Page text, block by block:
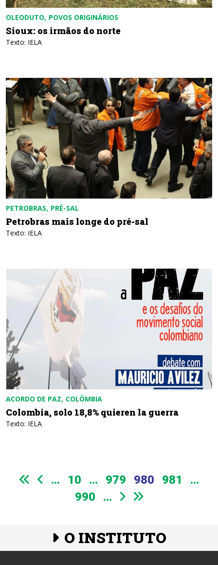
OLEODUTO POVOS ORIGINÁRIOS
Sioux: os irmãos do norte
Texto: IELA
PETROBRAS PRÉ-SAL
Petrobras mais longe do pré-sal
Texto: IELA
ACORDO DE PAZ COLÔMBIA
Colombia, solo 18,8% quieren la guerra
Texto: IELA
... 10 ... 979 980 981
...
990
...
O INSTITUTO